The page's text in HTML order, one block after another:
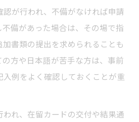
が行われ、不備がなければ申請
備があった場合は、その場で指
書類の提出を求められることも
方や日本語が苦手な方は、事前
入例をよく確認しておくことが重
れ、在留カードの交付や結果通